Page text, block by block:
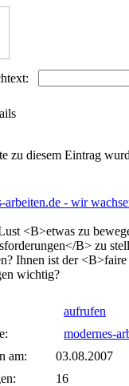
zu diesem Eintrag
arbeiten.de - wir
<B>etwas zu
B> zu
Ihnen ist der
wichtig?
aufrufen
modernes-
am:
03.08.2007
16